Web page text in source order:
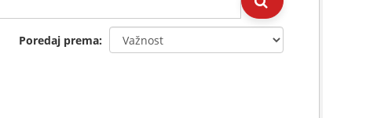
Poredaj prema